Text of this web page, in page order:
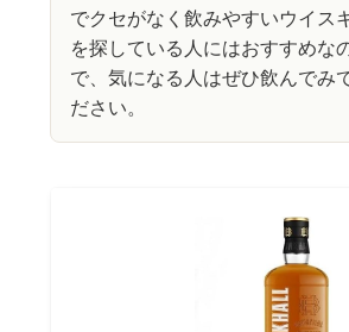
でクセがなく飲みやすいウイス
を探している人にはおすすめな
で、気になる人はぜひ飲んでみ
ださい。